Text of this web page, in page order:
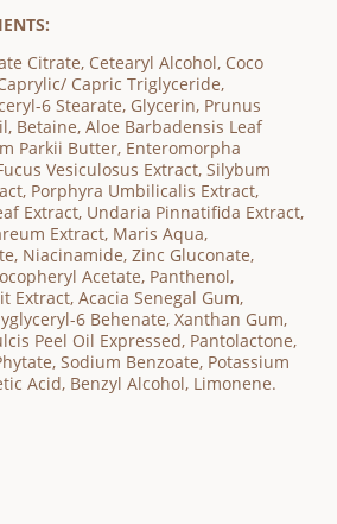
Citrate, Cetearyl Alcohol, Coco
Capric Triglyceride,
6 Stearate, Glycerin, Prunus
Betaine, Aloe Barbadensis Leaf
Parkii Butter, Enteromorpha
Vesiculosus Extract, Silybum
Porphyra Umbilicalis Extract,
Extract, Undaria Pinnatifida Extract,
Extract, Maris Aqua,
Niacinamide, Zinc Gluconate,
Acetate, Panthenol,
Extract, Acacia Senegal Gum,
6 Behenate, Xanthan Gum,
Peel Oil Expressed, Pantolactone,
Sodium Benzoate, Potassium
Acid, Benzyl Alcohol, Limonene.